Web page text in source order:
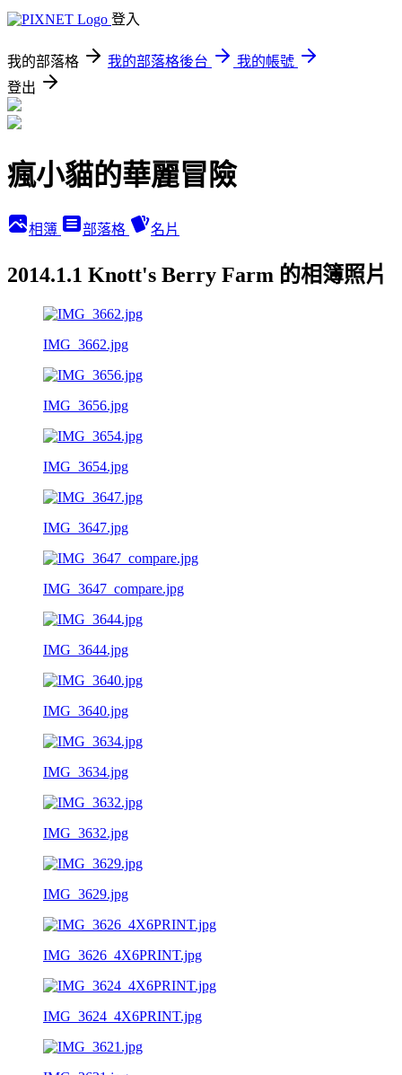
登入
我的部落格 我的部落格後台
我的帳號
登出
瘋小貓的華麗冒險
相簿 部落格 名片
2014.1.1 Knott's Berry Farm 的相簿照片
IMG_3662.jpg
IMG_3656.jpg
IMG_3654.jpg
IMG_3647.jpg
IMG_3647_compare.jpg
IMG_3644.jpg
IMG_3640.jpg
IMG_3634.jpg
IMG_3632.jpg
IMG_3629.jpg
IMG_3626_4X6PRINT.jpg
IMG_3624_4X6PRINT.jpg